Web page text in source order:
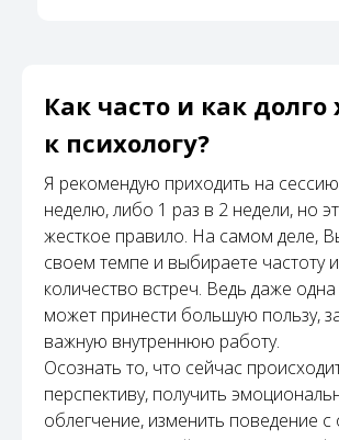
Как часто и как долго
к психологу?
Я рекомендую приходить на
неделю, либо 1 раз в 2 недели, но
жесткое правило. На самом деле,
своем темпе и выбираете частоту и
количество встреч. Ведь даже
может принести большую пользу,
важную внутреннюю работу.
Осознать то, что сейчас
перспективу, получить
облегчение, изменить поведение